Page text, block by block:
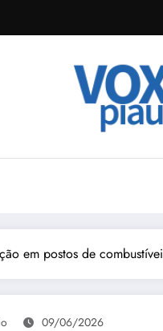
em postos de
09/06/2026